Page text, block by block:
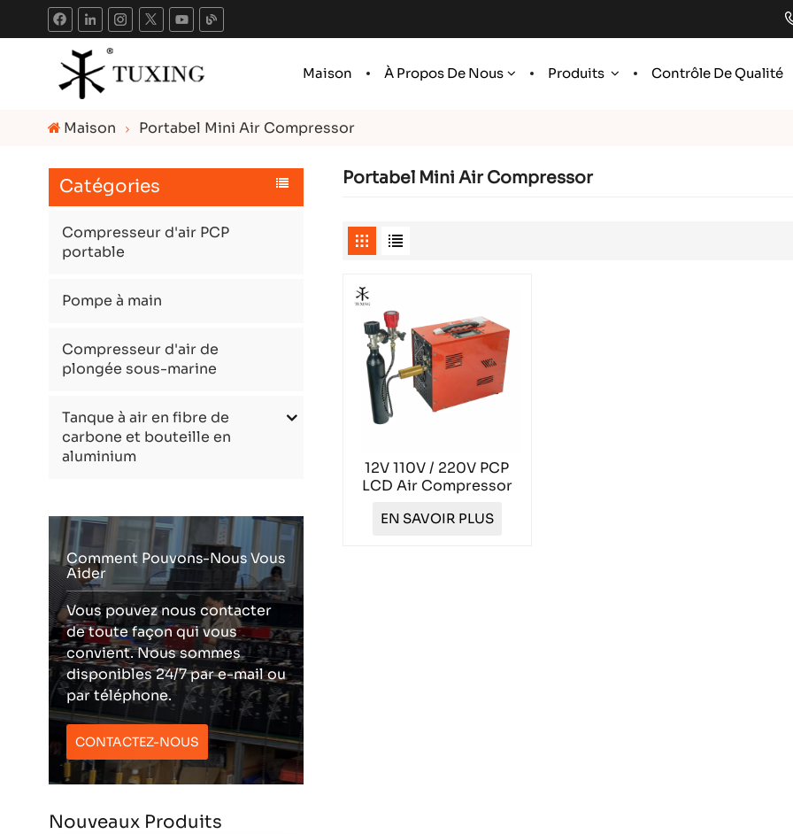
Maison À Propos De Nous Produits Contrôle De Qualité
Maison Portabel Mini Air Compressor
Catégories
Compresseur d'air PCP
portable
Pompe à main
Compresseur d'air de
plongée sous-marine
Tanque à air en fibre de
carbone et bouteille en
aluminium
Comment Pouvons-Nous Vous
Aider
Vous pouvez nous contacter
de toute façon qui vous
convient. Nous sommes
disponibles 24/7 par e-mail ou
par téléphone.
CONTACTEZ-NOUS
Nouveaux Produits
Portabel Mini Air Compressor
12V 110V / 220V PCP
LCD Air Compressor
EN SAVOIR PLUS